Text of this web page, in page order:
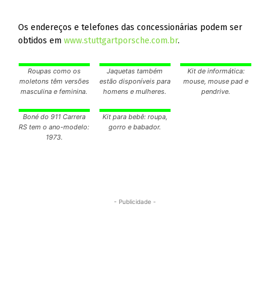
Os endereços e telefones das concessionárias podem ser
obtidos emwww.stuttgartporsche.com.br.
Roupas como os
moletons têm versões
masculina e feminina.
Jaquetas também
estão disponíveis para
homens e mulheres.
Kit de informática:
mouse, mouse pad e
pendrive.
Boné do 911 Carrera
RS tem o ano-modelo:
1973.
Kit para bebê: roupa,
gorro e babador.
- Publicidade -